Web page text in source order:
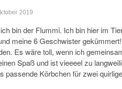
2019
bin der Flummi. Ich bin hier im
meine 6 Geschwister
Es wäre toll, wenn ich
Spaß und ist vieeeel zu
passende Körbchen für zwei